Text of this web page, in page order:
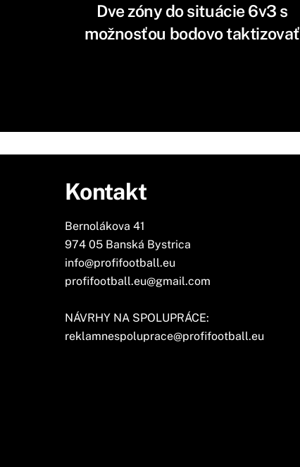
Dve zóny do situácie 6v3 s
možnosťou bodovo taktizovať
Kontakt
Bernolákova 41
974 05 Banská Bystrica
info@profifootball.eu
profifootball.eu@gmail.com
NÁVRHY NA SPOLUPRÁCE:
reklamnespoluprace@profifootball.eu